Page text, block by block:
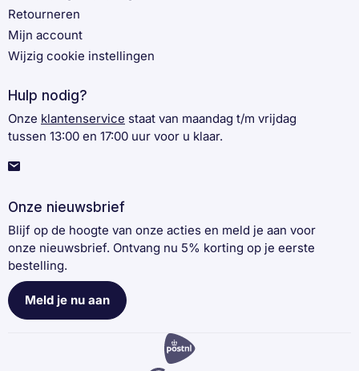
Retourneren
Mijn account
Wijzig cookie instellingen
Hulp nodig?
Onze klantenservice staat van maandag t/m vrijdag
tussen 13:00 en 17:00 uur voor u klaar.
Onze nieuwsbrief
Blijf op de hoogte van onze acties en meld je aan voor
onze nieuwsbrief. Ontvang nu 5% korting op je eerste
bestelling.
Meld je nu aan